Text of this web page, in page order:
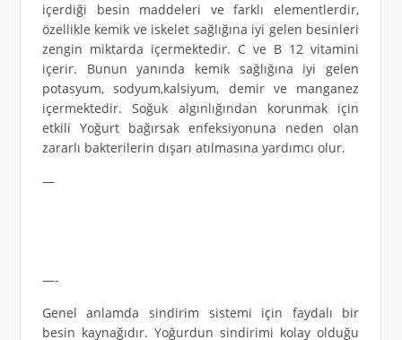
içerdiği besin maddeleri ve farklı elementlerdir,
özellikle kemik ve iskelet sağlığına iyi gelen besinleri
zengin miktarda içermektedir. C ve B 12 vitamini
içerir. Bunun yanında kemik sağlığına iyi gelen
potasyum, sodyum,kalsiyum, demir ve manganez
içermektedir. Soğuk algınlığından korunmak için
etkili Yoğurt bağırsak enfeksiyonuna neden olan
zararlı bakterilerin dışarı atılmasına yardımcı olur.
—
—-
Genel anlamda sindirim sistemi için faydalı bir
besin kaynağıdır. Yoğurdun sindirimi kolay olduğu